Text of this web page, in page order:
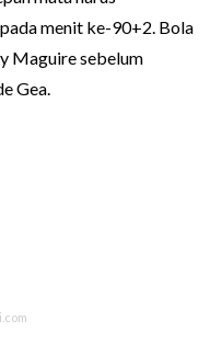
menit ke-90+2. Bola
Maguire sebelum
Gea.